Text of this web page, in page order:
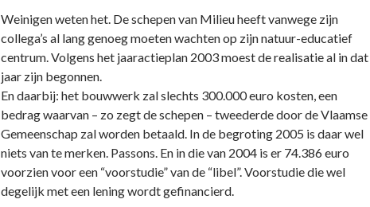
Weinigen weten het. De schepen van Milieu heeft vanwege zijn
collega’s al lang genoeg moeten wachten op zijn natuur-educatief
centrum. Volgens het jaaractieplan 2003 moest de realisatie al in dat
jaar zijn begonnen.
En daarbij: het bouwwerk zal slechts 300.000 euro kosten, een
bedrag waarvan – zo zegt de schepen – tweederde door de Vlaamse
Gemeenschap zal worden betaald. In de begroting 2005 is daar wel
niets van te merken. Passons. En in die van 2004 is er 74.386 euro
voorzien voor een “voorstudie” van de “libel”. Voorstudie die wel
degelijk met een lening wordt gefinancierd.